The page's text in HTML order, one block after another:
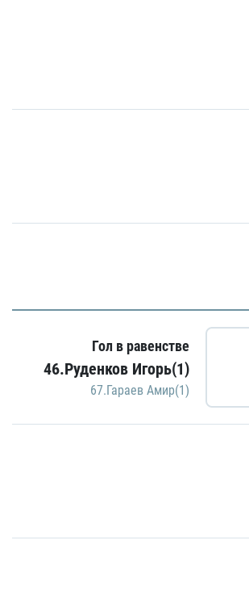
Гол в равенстве
46.Руденков Игорь(1)
67.Гараев Амир(1)